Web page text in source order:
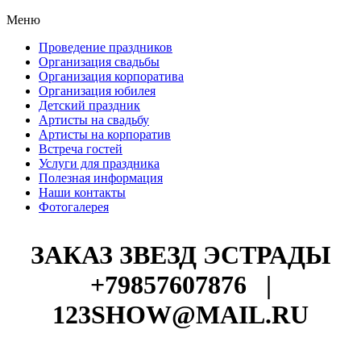
Меню
Проведение праздников
Организация свадьбы
Организация корпоратива
Организация юбилея
Детский праздник
Артисты на свадьбу
Артисты на корпоратив
Встреча гостей
Услуги для праздника
Полезная информация
Наши контакты
Фотогалерея
ЗАКАЗ ЗВЕЗД ЭСТРАДЫ
+79857607876
|
123SHOW@MAIL.RU